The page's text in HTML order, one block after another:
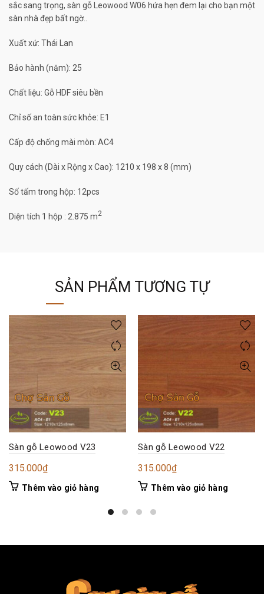
sắc sang trọng, sàn gỗ Leowood W06 hứa hẹn đem lại cho bạn một
sàn nhà đẹp bất ngờ..
Xuất xứ: Thái Lan
Bảo hành (năm): 25
Chất liệu: Gỗ HDF siêu bền
Chỉ số an toàn sức khỏe: E1
Cấp độ chống mài mòn: AC4
Quy cách (Dài x Rộng x Cao): 1210 x 198 x 8 (mm)
Số tấm trong hộp: 12pcs
Diện tích 1 hộp : 2.875 m2
SẢN PHẨM TƯƠNG TỰ
Sàn gỗ Leowood V23
315.000₫
Thêm vào giỏ hàng
Sàn gỗ Leowood V22
315.000₫
Thêm vào giỏ hàng